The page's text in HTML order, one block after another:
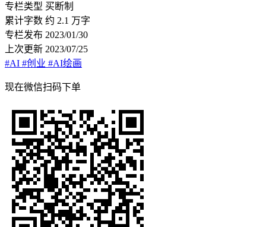
专栏类型 买断制
累计字数 约 2.1 万字
专栏发布 2023/01/30
上次更新 2023/07/25
#AI #创业 #AI绘画
现在微信扫码下单